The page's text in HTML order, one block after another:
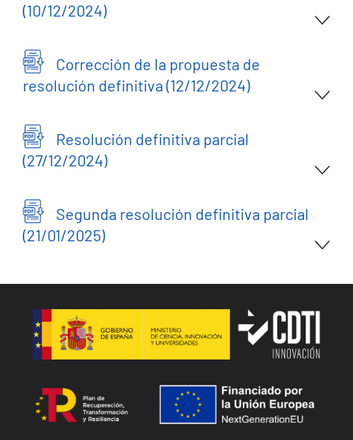
(10/12/2024)
Corrección de la propuesta de
resolución definitiva (12/12/2024)
Resolución definitiva parcial
(27/12/2024)
Segunda resolución definitiva parcial
(21/01/2025)
Image